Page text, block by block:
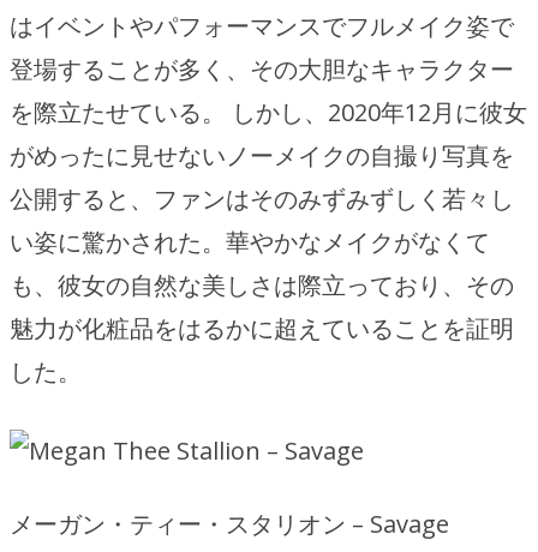
はイベントやパフォーマンスでフルメイク姿で
登場することが多く、その大胆なキャラクター
を際立たせている。 しかし、2020年12月に彼女
がめったに見せないノーメイクの自撮り写真を
公開すると、ファンはそのみずみずしく若々し
い姿に驚かされた。華やかなメイクがなくて
も、彼女の自然な美しさは際立っており、その
魅力が化粧品をはるかに超えていることを証明
した。
メーガン・ティー・スタリオン – Savage